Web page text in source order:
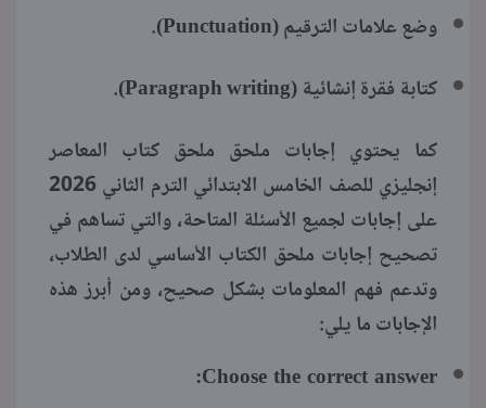
وضع علامات الترقيم (Punctuation).
كتابة فقرة إنشائية (Paragraph writing).
كما يحتوي إجابات ملحق ملحق كتاب المعاصر
إنجليزي للصف الخامس الابتدائي الترم الثاني 2026
على إجابات لجميع الأسئلة المتاحة، والتي تساهم في
تصحيح إجابات ملحق الكتاب الأساسي لدى الطلاب،
وتدعم فهم المعلومات بشكل صحيح، ومن أبرز هذه
الإجابات ما يلي:
Choose the correct answer: